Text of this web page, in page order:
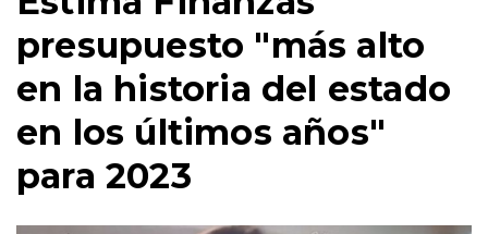
presupuesto "más alto
en la historia del estado
en los últimos años"
para 2023